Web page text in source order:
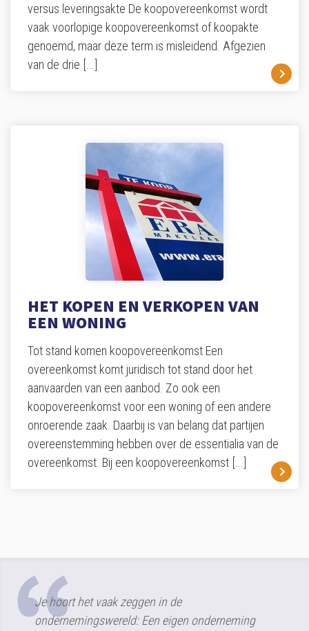
versus leveringsakte De koopovereenkomst wordt
vaak voorlopige koopovereenkomst of koopakte
genoemd, maar deze term is misleidend. Afgezien
van de drie
HET KOPEN EN VERKOPEN VAN
EEN WONING
Tot stand komen koopovereenkomst Een
overeenkomst komt juridisch tot stand door het
aanvaarden van een aanbod. Zo ook een
koopovereenkomst voor een woning of een andere
onroerende zaak. Daarbij is van belang dat partijen
overeenstemming hebben over de essentialia van de
overeenkomst. Bij een koopovereenkomst
zeggen in de
Een eigen onderneming
opgelost dankzij een